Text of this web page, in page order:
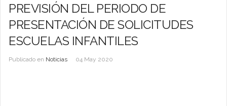
PREVISIÓN DEL PERIODO DE
PRESENTACIÓN DE SOLICITUDES
ESCUELAS INFANTILES
Publicado en Noticias 04 May 2020